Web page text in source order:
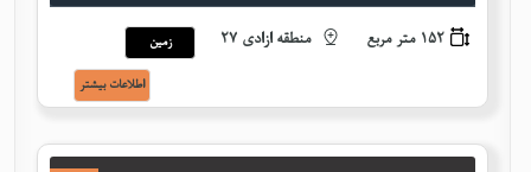
152 متر مربع منطقه ازادی 27 زمین
اطلاعات بيشتر